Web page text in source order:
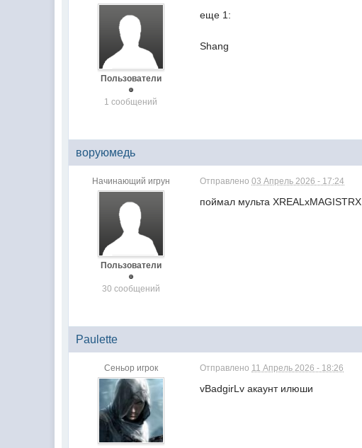
Пользователи
1 сообщений
еще 1:
Shang
воруюмедь
Начинающий игрун
Пользователи
30 сообщений
Отправлено03 Апрель 2026 - 17:24
поймал мульта XREALxMAGISTRX
Paulette
Сеньор игрок Отправлено 11 Апрель 2026 - 18:26
vBadgirLv акаунт илюши